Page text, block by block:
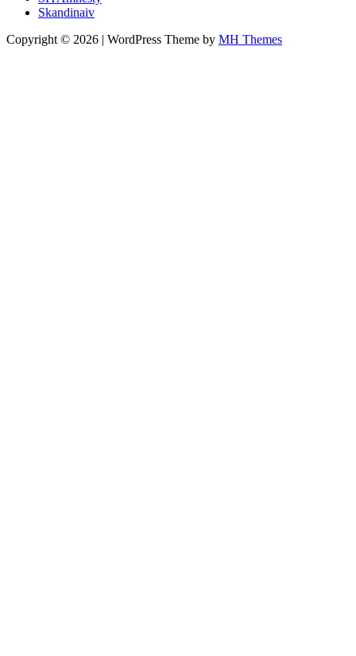
Skandinaiv
Copyright © 2026 | WordPress Theme by MH Themes